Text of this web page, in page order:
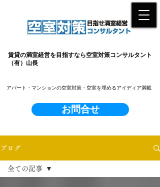
賃貸の満室経営を目指すなら空室対策コンサルタント
（有）山長
お問合せ
​アパート・マンションの空室対策・空室を埋めるアイディア満載
ブログ
全ての記事